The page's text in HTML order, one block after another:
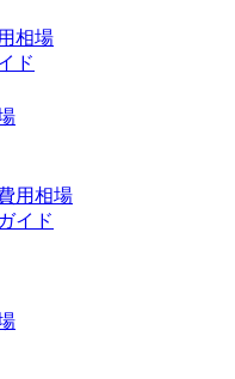
相場
ド
用相場
イド